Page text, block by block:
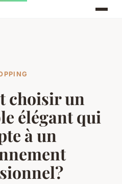
choisir un
élégant qui
à un